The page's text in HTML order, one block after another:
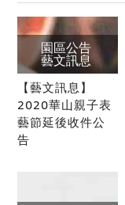
園區公告
藝文訊息
【藝文訊息】
2020華山親子表
藝節延後收件公
告